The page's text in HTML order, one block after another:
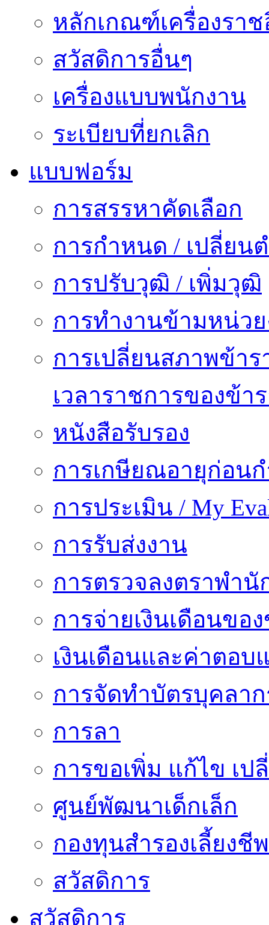
หลักเกณฑ์เครื่องรา
สวัสดิการอื่นๆ
เครื่องแบบพนักงาน
ระเบียบที่ยกเลิก
แบบฟอร์ม
การสรรหาคัดเลือก
การกำหนด / เปลี่ยน
การปรับวุฒิ / เพิ่มวุฒิ
การทำงานข้ามหน่ว
การเปลี่ยนสภาพข้า
เวลาราชการของข้า
หนังสือรับรอง
การเกษียณอายุก่อน
การประเมิน / My
การรับส่งงาน
การตรวจลงตราพำ
การจ่ายเงินเดือนขอ
เงินเดือนและค่าตอบ
การจัดทำบัตรบุคลา
การลา
การขอเพิ่ม แก้ไข เ
ศูนย์พัฒนาเด็กเล็ก
กองทุนสำรองเลี้ยงชีพ
สวัสดิการ
สวัสดิการ